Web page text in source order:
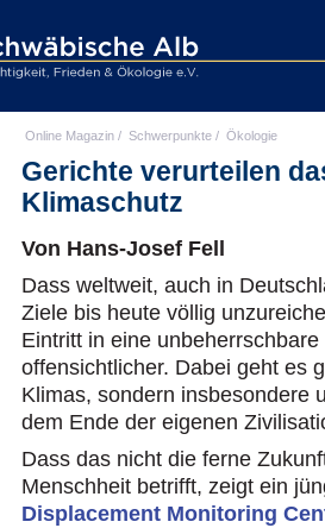
Online Magazin / Schwerpunkte / Ökologie
Gerichte verurteilen
Klimaschutz
Von Hans-Josef Fell
Dass weltweit, auch in
Ziele bis heute völlig
Eintritt in eine
offensichtlicher. Dabei geht es
Klimas, sondern insbesondere
dem Ende der eigenen
Dass das nicht die ferne
Menschheit betrifft, zeigt ein
Displacement Monitoring